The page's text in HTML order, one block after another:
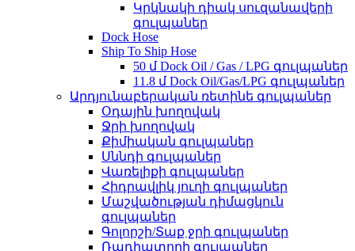
Կրկնակի դիակ սուզանավերի
գուլպաներ
Dock Hose
Ship To Ship Hose
50 մ Dock Oil / Gas / LPG գուլպաներ
11.8 մ Dock Oil/Gas/LPG գուլպաներ
Արդյունաբերական ռետինե գուլպաներ
Օդային խողովակ
Ջրի խողովակ
Քիմիական գուլպաներ
Սննդի գուլպաներ
Վառելիքի գուլպաներ
Հիդրավլիկ յուղի գուլպաներ
Մաշվածության դիմացկուն
գուլպաներ
Գոլորշի/Տաք ջրի գուլպաներ
Ռադիատորի գուլպաներ